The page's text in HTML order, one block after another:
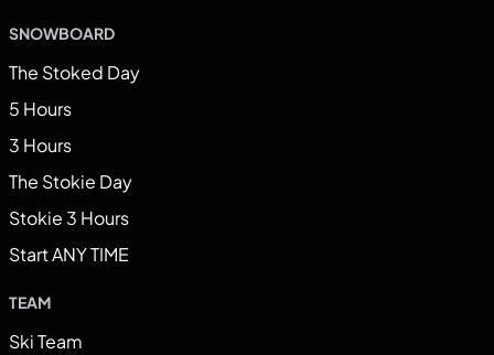
SNOWBOARD
The Stoked Day
5 Hours
3 Hours
The Stokie Day
Stokie 3 Hours
Start ANY TIME
TEAM
Ski Team